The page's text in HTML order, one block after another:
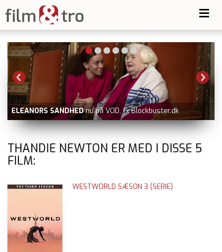
ELEANORS SANDHED nu på VOD, fx Blockbuster.dk
THANDIE NEWTON ER MED I DISSE 5
FILM:
WESTWORLD SÆSON 3 (SERIE)